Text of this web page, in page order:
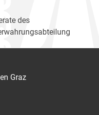
des
Graz